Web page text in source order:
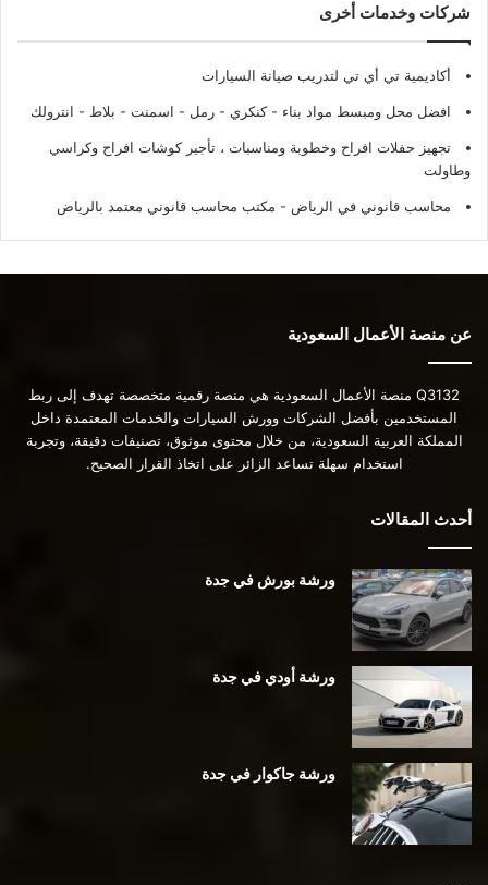
شركات وخدمات أخرى
أكاديمية تي أي تي لتدريب صيانة السيارات
افضل محل ومبسط مواد بناء - كنكري - رمل - اسمنت - بلاط - انترولك
تجهيز حفلات افراح وخطوبة ومناسبات ، تأجير كوشات افراح وكراسي
وطاولت
محاسب قانوني في الرياض - مكتب محاسب قانوني معتمد بالرياض
عن منصة الأعمال السعودية
Q3132 منصة الأعمال السعودية هي منصة رقمية متخصصة تهدف إلى ربط
المستخدمين بأفضل الشركات وورش السيارات والخدمات المعتمدة داخل
المملكة العربية السعودية، من خلال محتوى موثوق، تصنيفات دقيقة، وتجربة
استخدام سهلة تساعد الزائر على اتخاذ القرار الصحيح.
أحدث المقالات
ورشة بورش في جدة
ورشة أودي في جدة
ورشة جاكوار في جدة